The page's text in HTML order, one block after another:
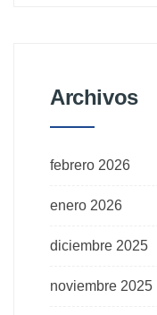
Archivos
febrero 2026
enero 2026
diciembre 2025
noviembre 2025